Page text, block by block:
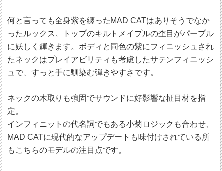
何と言っても全身紫を纏ったMAD CATはありそうでなか
ったルックス。トップのキルトメイプルの杢目がパープル
に妖しく輝きます。ボディと同色の紫にフィニッシュされ
たネックはプレイアビリティも考慮したサテンフィニッシ
ュで、すっと手に馴染む弾きやすさです。
ネックの木取りも強固でサウンドに好影響な柾目材を指
定。
インフィニットの代名詞でもある小菊ロジックも合わせ、
MAD CATに現代的なアップデートも味付けされている所
もこちらのモデルの注目点です。